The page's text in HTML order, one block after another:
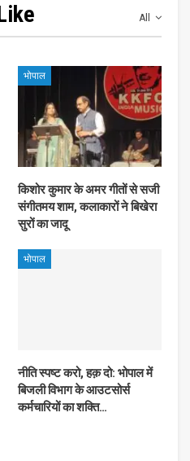
All
भोपाल
किशोर कुमार के अमर गीतों से सजी
संगीतमय शाम, कलाकारों ने बिखेरा
सुरों का जादू
भोपाल
नीति स्पष्ट करो, हक़ दो: भोपाल में
बिजली विभाग के आउटसोर्स
कर्मचारियों का शक्ति…